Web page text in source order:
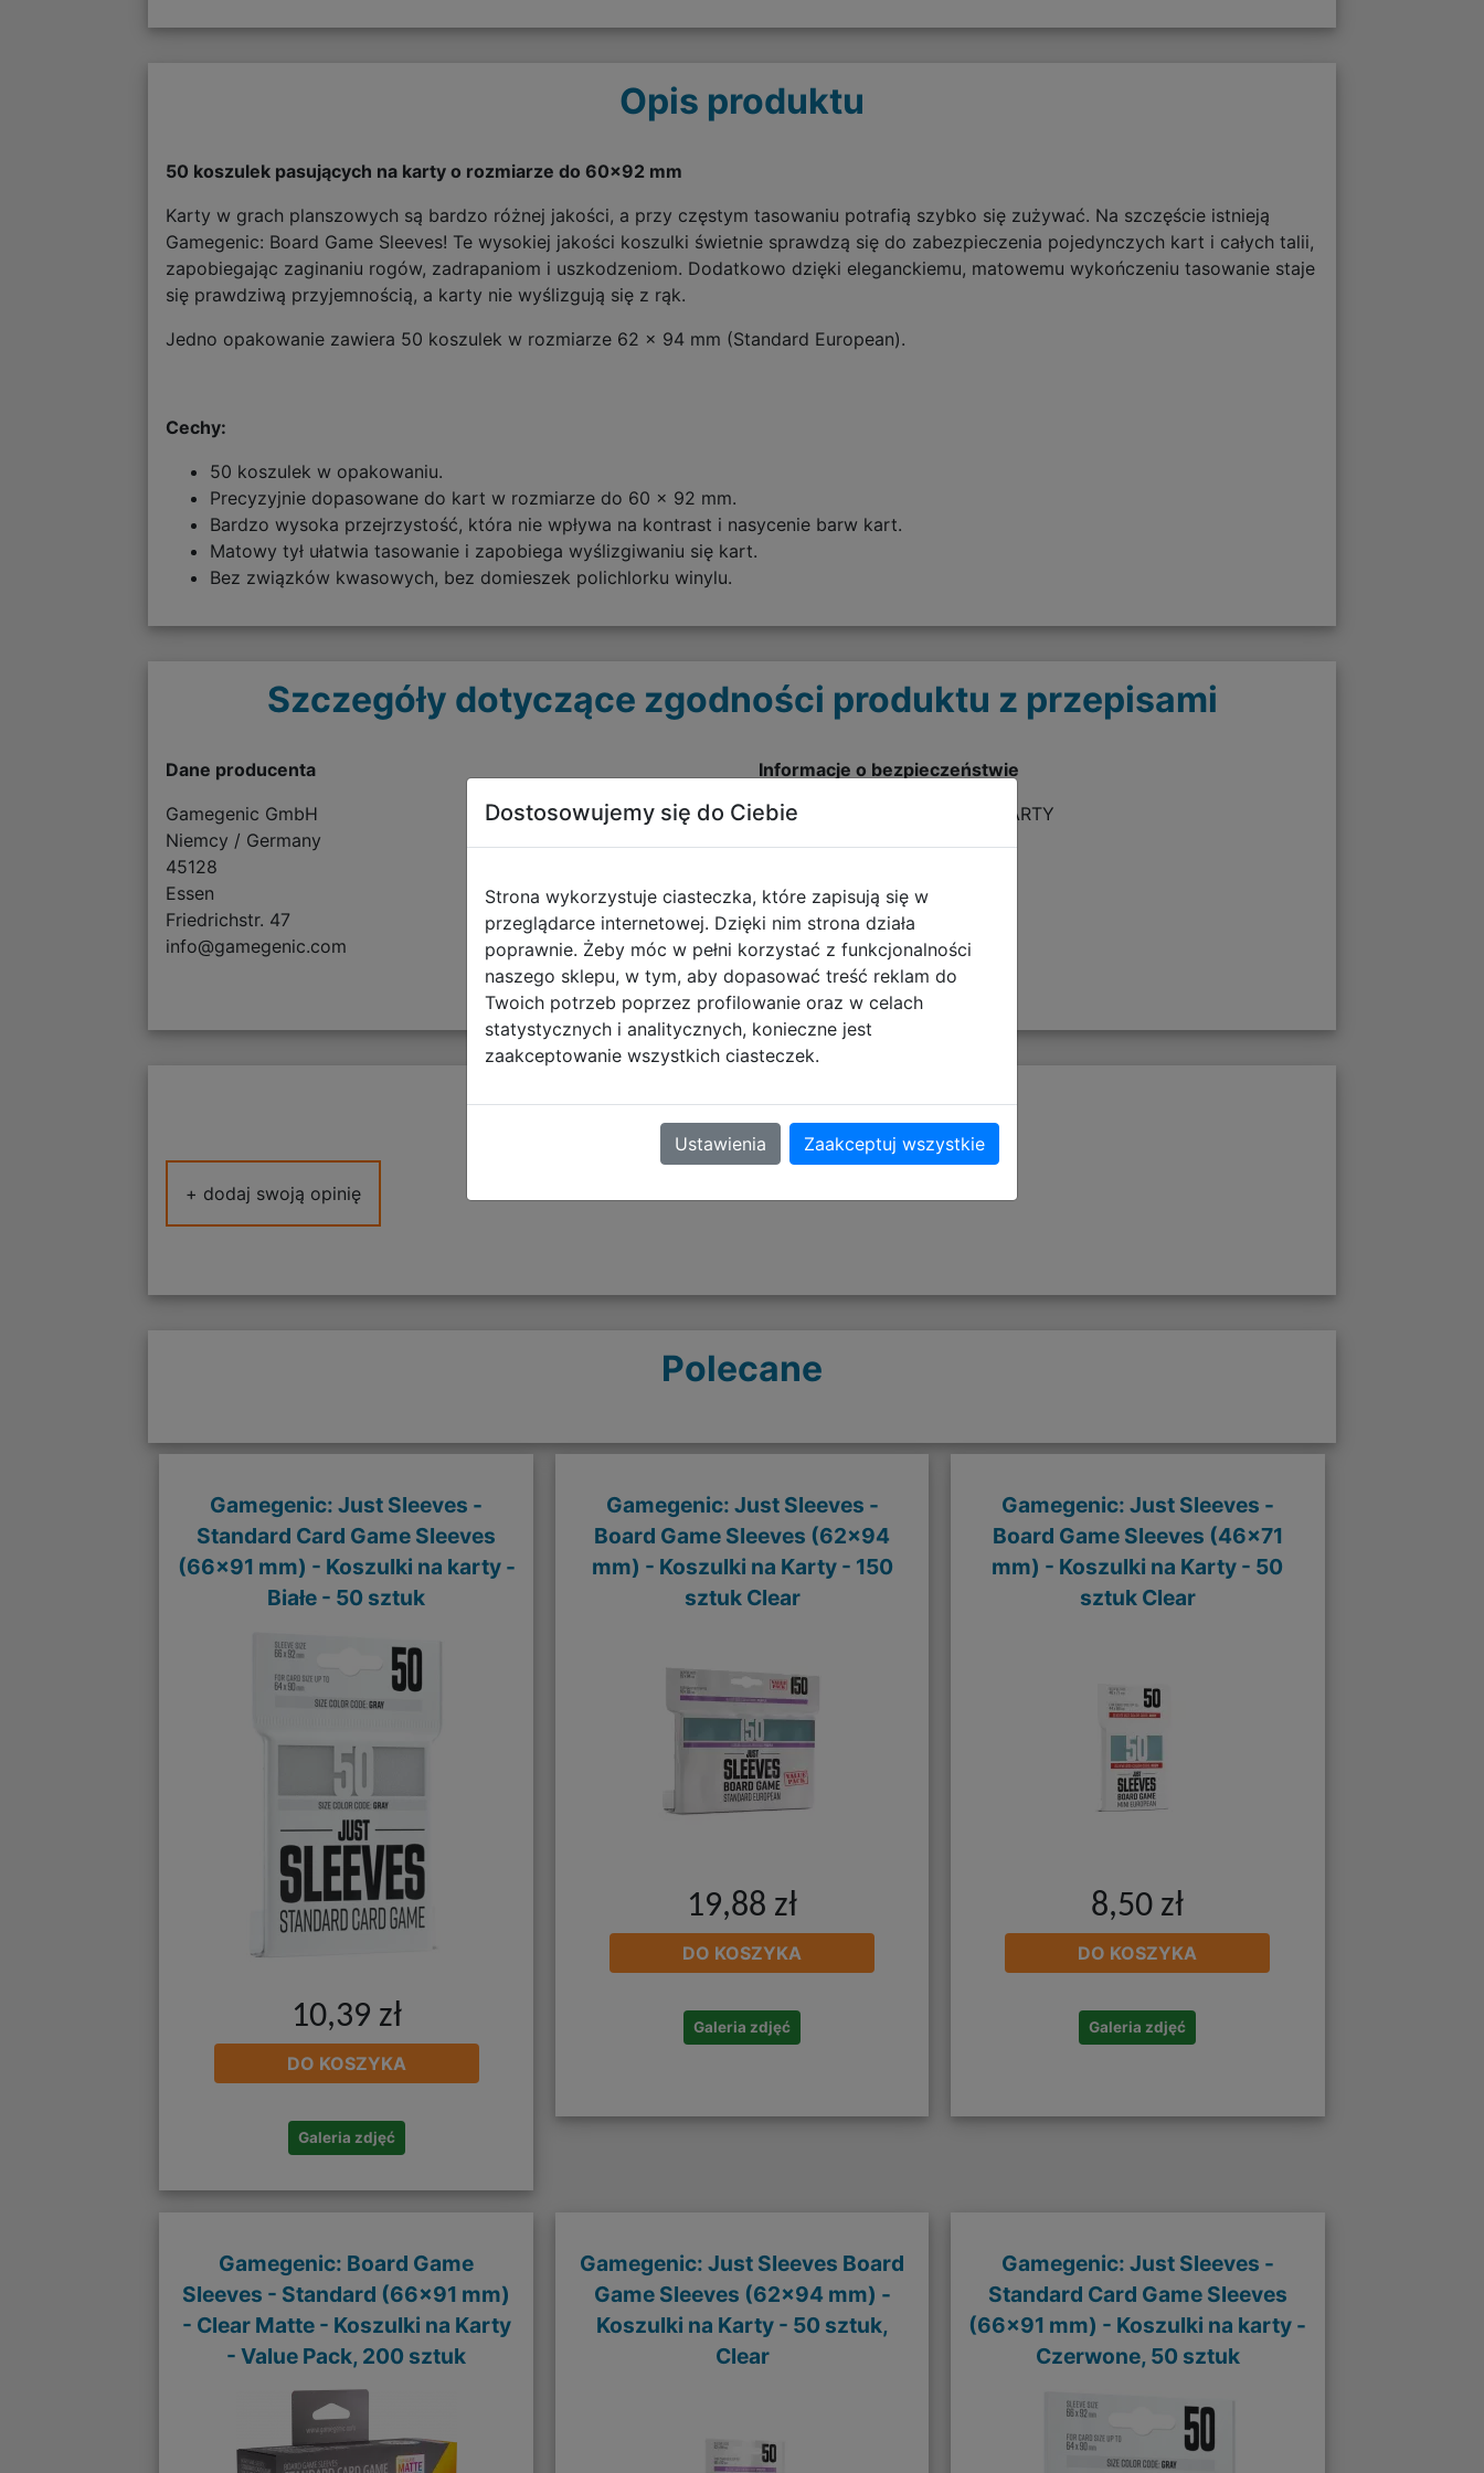
Opis produktu
50 koszulek pasujących na karty o rozmiarze do 60x92 mm
Karty w grach planszowych są bardzo różnej jakości, a przy częstym tasowaniu potrafią szybko się zużywać. Na szczęście istnieją
Gamegenic: Board Game Sleeves! Te wysokiej jakości koszulki świetnie sprawdzą się do zabezpieczenia pojedynczych kart i całych talii,
zapobiegając zaginaniu rogów, zadrapaniom i uszkodzeniom. Dodatkowo dzięki eleganckiemu, matowemu wykończeniu tasowanie staje
się prawdziwą przyjemnością, a karty nie wyślizgują się z rąk.
Jedno opakowanie zawiera 50 koszulek w rozmiarze 62 x 94 mm (Standard European).
Cechy:
50 koszulek w opakowaniu.
Precyzyjnie dopasowane do kart w rozmiarze do 60 x 92 mm.
Bardzo wysoka przejrzystość, która nie wpływa na kontrast i nasycenie barw kart.
Matowy tył ułatwia tasowanie i zapobiega wyślizgiwaniu się kart.
Bez związków kwasowych, bez domieszek polichlorku winylu.
Szczegóły dotyczące zgodności produktu z przepisami
Dane producenta
Gamegenic GmbH
Niemcy / Germany
45128
Essen
Friedrichstr. 47
info@gamegenic.com
Informacje o bezpieczeństwie
Ostrzeżenia - KOSZULKI NA KARTY
Opinie o produkcie
+ dodaj swoją opinię
Polecane
Gamegenic: Just Sleeves -
Standard Card Game Sleeves
(66x91 mm) - Koszulki na karty -
Białe - 50 sztuk
10,39 zł
DO KOSZYKA
Galeria zdjęć
Gamegenic: Just Sleeves -
Board Game Sleeves (62x94
mm) - Koszulki na Karty - 150
sztuk Clear
19,88 zł
DO KOSZYKA
Galeria zdjęć
Gamegenic: Just Sleeves -
Board Game Sleeves (46x71
mm) - Koszulki na Karty - 50
sztuk Clear
8,50 zł
DO KOSZYKA
Galeria zdjęć
Gamegenic: Board Game
Sleeves - Standard (66x91 mm)
- Clear Matte - Koszulki na Karty
- Value Pack, 200 sztuk
Gamegenic: Just Sleeves Board
Game Sleeves (62x94 mm) -
Koszulki na Karty - 50 sztuk,
Clear
Gamegenic: Just Sleeves -
Standard Card Game Sleeves
(66x91 mm) - Koszulki na karty -
Czerwone, 50 sztuk
Dostosowujemy się do Ciebie
Strona wykorzystuje ciasteczka, które zapisują się w
przeglądarce internetowej. Dzięki nim strona działa
poprawnie. Żeby móc w pełni korzystać z funkcjonalności
naszego sklepu, w tym, aby dopasować treść reklam do
Twoich potrzeb poprzez profilowanie oraz w celach
statystycznych i analitycznych, konieczne jest
zaakceptowanie wszystkich ciasteczek.
Ustawienia Zaakceptuj wszystkie